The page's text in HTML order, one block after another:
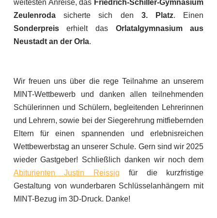
weitesten Anreise, das Friedrich-Schiller-Gymnasium
Zeulenrodasicherte sich den 3. Platz. Einen
Sonderpreiserhielt das Orlatalgymnasium aus
Neustadt an der Orla.
Wir freuen uns über die rege Teilnahme an unserem
MINT-Wettbewerb und danken allen teilnehmenden
Schülerinnen und Schülern, begleitenden Lehrerinnen
und Lehrern, sowie bei der Siegerehrung mitfiebernden
Eltern für einen spannenden und erlebnisreichen
Wettbewerbstag an unserer Schule. Gern sind wir 2025
wieder Gastgeber! Schließlich danken wir noch dem
Abiturienten Justin Reissig für die kurzfristige
Gestaltung von wunderbaren Schlüsselanhängern mit
MINT-Bezug im 3D-Druck. Danke!